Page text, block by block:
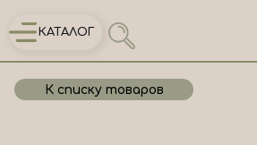
КАТАЛОГ
К списку товаров